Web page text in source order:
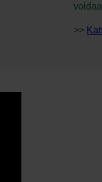
>>